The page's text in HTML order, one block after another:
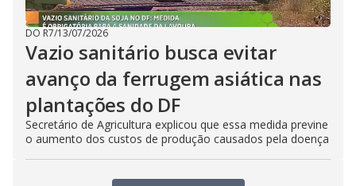
DO R7/13/07/2026
Vazio sanitário busca evitar
avanço da ferrugem asiática nas
plantações do DF
Secretário de Agricultura explicou que essa medida previne
o aumento dos custos de produção causados pela doença